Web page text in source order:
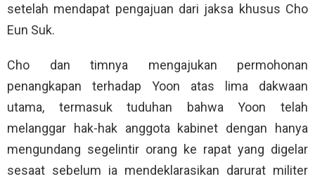
setelah mendapat pengajuan dari jaksa khusus Cho
Eun Suk.
Cho dan timnya mengajukan permohonan
penangkapan terhadap Yoon atas lima dakwaan
utama, termasuk tuduhan bahwa Yoon telah
melanggar hak-hak anggota kabinet dengan hanya
mengundang segelintir orang ke rapat yang digelar
sesaat sebelum ia mendeklarasikan darurat militer